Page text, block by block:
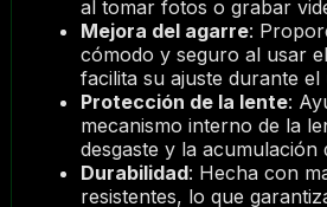
al tomar fotos o grabar
Mejora del agarre:
cómodo y seguro al usar
facilita su ajuste durante el
Protección de la lente:
mecanismo interno de la
desgaste y la acumulación
Durabilidad: Hecha con
resistentes, lo que